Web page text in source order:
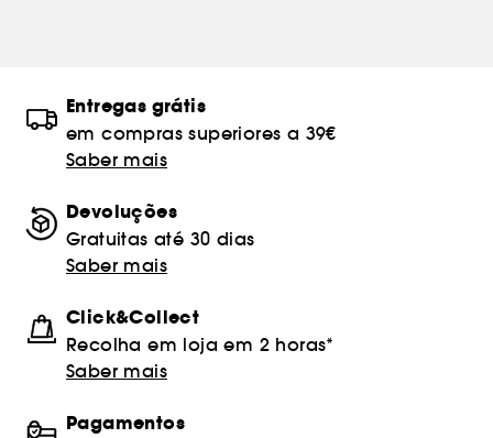
Entregas grátis
em compras superiores a 39€
Saber mais
Devoluções
Gratuitas até 30 dias
Saber mais
Click&Collect
Recolha em loja em 2 horas*
Saber mais
Pagamentos